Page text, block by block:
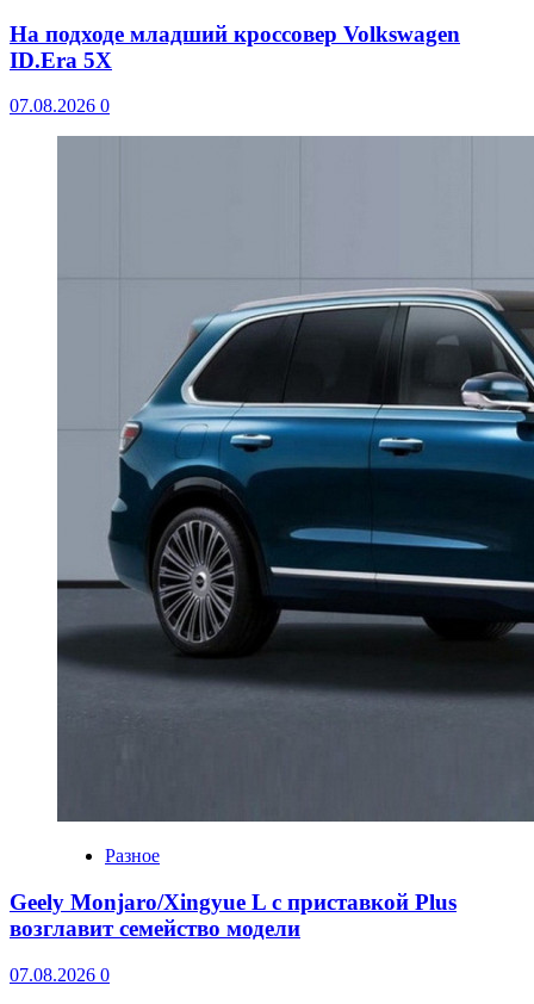
На подходе младший кроссовер Volkswagen
ID.Era 5X
07.08.2026 0
Разное
Geely Monjaro/Xingyue L с приставкой Plus
возглавит семейство модели
07.08.2026 0